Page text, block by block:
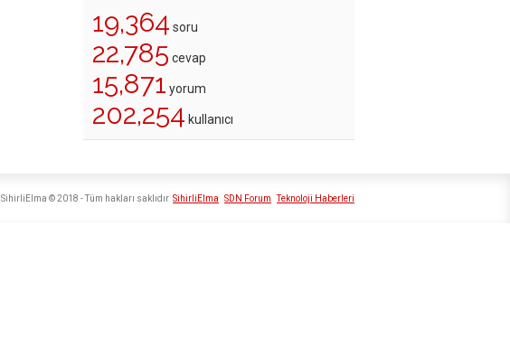
19,364 soru
22,785 cevap
15,871 yorum
202,254 kullanıcı
SihirliElma SDN Forum Teknoloji Haberleri
SihirliElma © 2018 - Tüm hakları saklıdır